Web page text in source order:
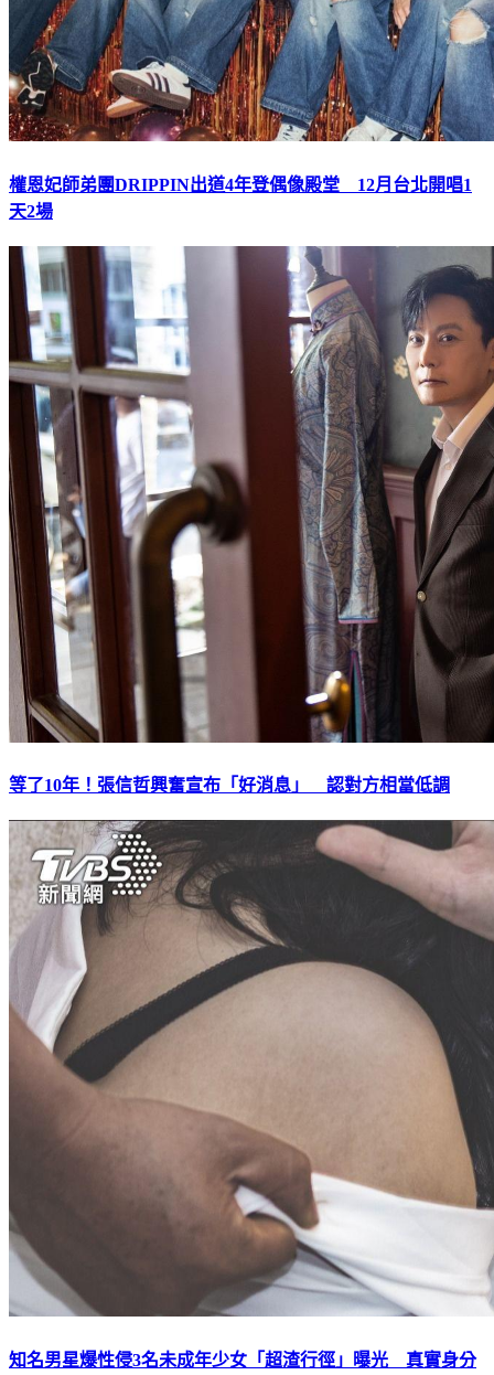
權恩妃師弟團DRIPPIN出道4年登偶像殿堂 12月台北開唱1
天2場
等了10年！張信哲興奮宣布「好消息」 認對方相當低調
知名男星爆性侵3名未成年少女「超渣行徑」曝光 真實身分